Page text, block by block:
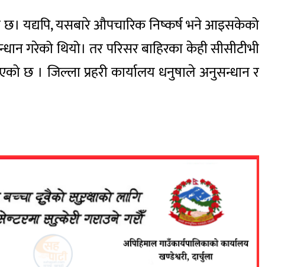
छ। यद्यपि, यसबारे औपचारिक निष्कर्ष भने आइसकेको
गरेको थियो। तर परिसर बाहिरका केही सीसीटीभी
छ । जिल्ला प्रहरी कार्यालय धनुषाले अनुसन्धान र